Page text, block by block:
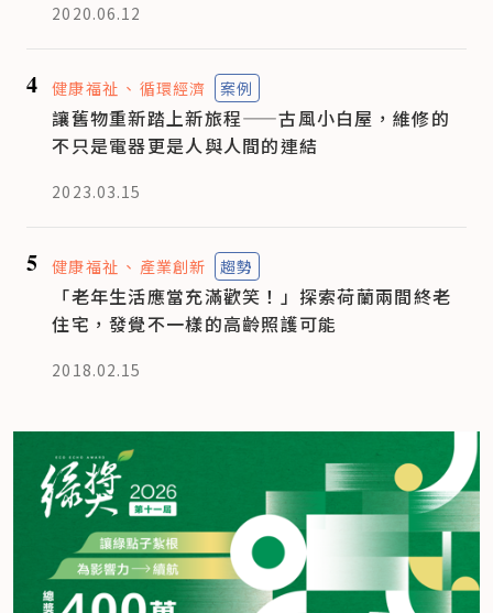
2020.06.12
4 健康福祉 循環經濟 案例
讓舊物重新踏上新旅程——古風小白屋，維修的
不只是電器更是人與人間的連結
2023.03.15
5 健康福祉 產業創新 趨勢
「老年生活應當充滿歡笑！」探索荷蘭兩間終老
住宅，發覺不一樣的高齡照護可能
2018.02.15